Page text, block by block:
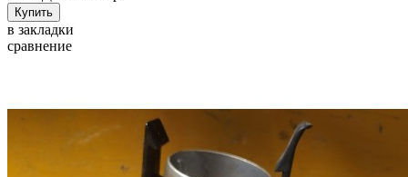
в закладки
сравнение